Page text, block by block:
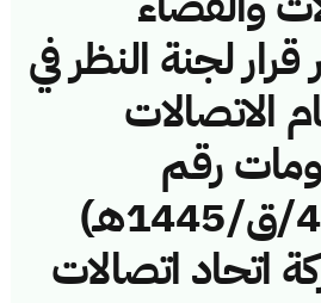
قرار لجنة النظر في
الاتصالات
رقم
(45114971/ق/1445هـ)
اتحاد اتصالات